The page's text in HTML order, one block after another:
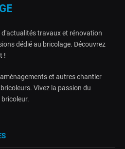
d'actualités travaux et rénovation
dédié au bricolage. Découvrez
!
et autres chantier
Vivez la passion du